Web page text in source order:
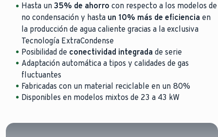
Hasta un 35% de ahorro con respecto a los modelos de
no condensación y hasta un 10% más de eficiencia en
la producción de agua caliente gracias a la exclusiva
Tecnología ExtraCondense
Posibilidad de conectividad integrada de serie
Adaptación automática a tipos y calidades de gas
fluctuantes
Fabricadas con un material reciclable en un 80%
Disponibles en modelos mixtos de 23 a 43 kW
DISFRUTA DE LA MEJOR TEMPERATURA